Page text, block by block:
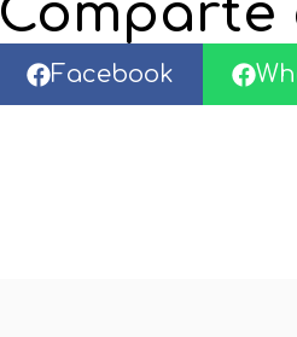
Comparte
Facebook